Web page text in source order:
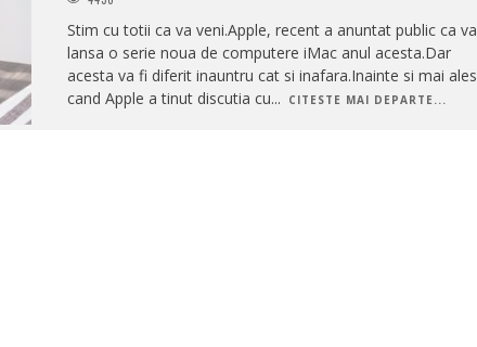
Stim cu totii ca va veni.Apple, recent a anuntat public ca va
lansa o serie noua de computere iMac anul acesta.Dar
acesta va fi diferit inauntru cat si inafara.Inainte si mai ales
cand Apple a tinut discutia cu... CITESTE MAI DEPARTE...